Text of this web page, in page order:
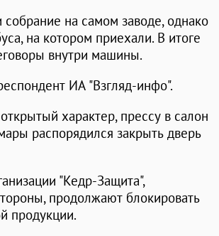
на самом заводе, однако
на котором приехали. В итоге
внутри машины.
ИА "Взгляд-инфо".
характер, прессу в салон
распорядился закрыть дверь
"Кедр-Защита",
продолжают блокировать
продукции.